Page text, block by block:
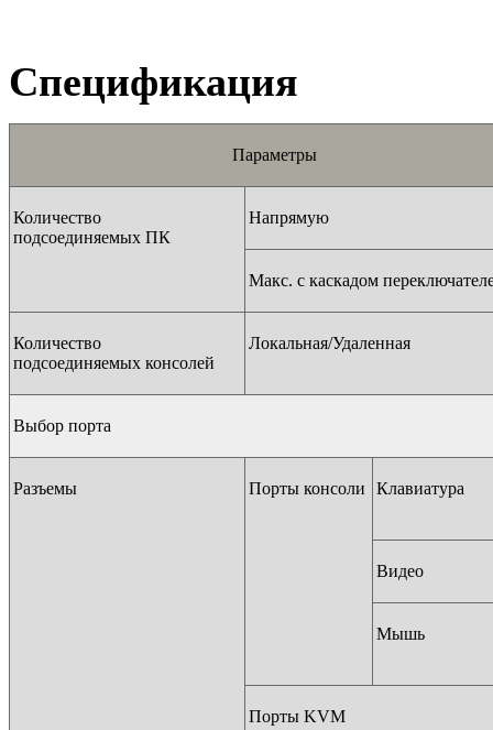
Спецификация
Параметры
Количество
подсоединяемых ПК
Напрямую
Макс. с каскадом
Количество
подсоединяемых консолей
Локальная/Удаленная
Выбор порта
Разъемы Порты консоли Клавиатура
Видео
Мышь
Порты KVM